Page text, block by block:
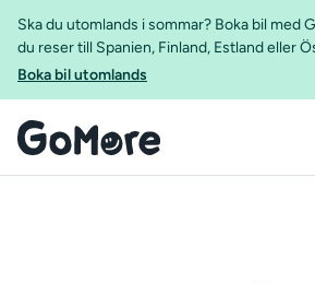
Ska du utomlands i sommar? Boka bil med
du reser till Spanien, Finland, Estland eller
Boka bil utomlands